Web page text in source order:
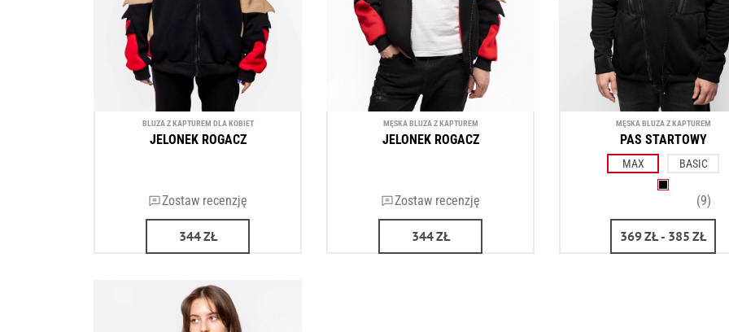
BLUZA Z KAPTUREM DLA KOBIET
JELONEK ROGACZ
Zostaw recenzję
344ZŁ
MĘSKA BLUZA Z KAPTUREM
JELONEK ROGACZ
Zostaw recenzję
344ZŁ
MĘSKA BLUZA Z KAPTUREM
PAS STARTOWY
MAX BASIC
(9)
369ZŁ- 385 ZŁ